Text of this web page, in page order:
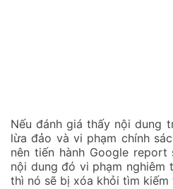
Nếu đánh giá thấy nội dung
lừa đảo và vi phạm chính
nên tiến hành Google
nội dung đó vi phạm nghiêm
thì nó sẽ bị xóa khỏi tìm kiếm